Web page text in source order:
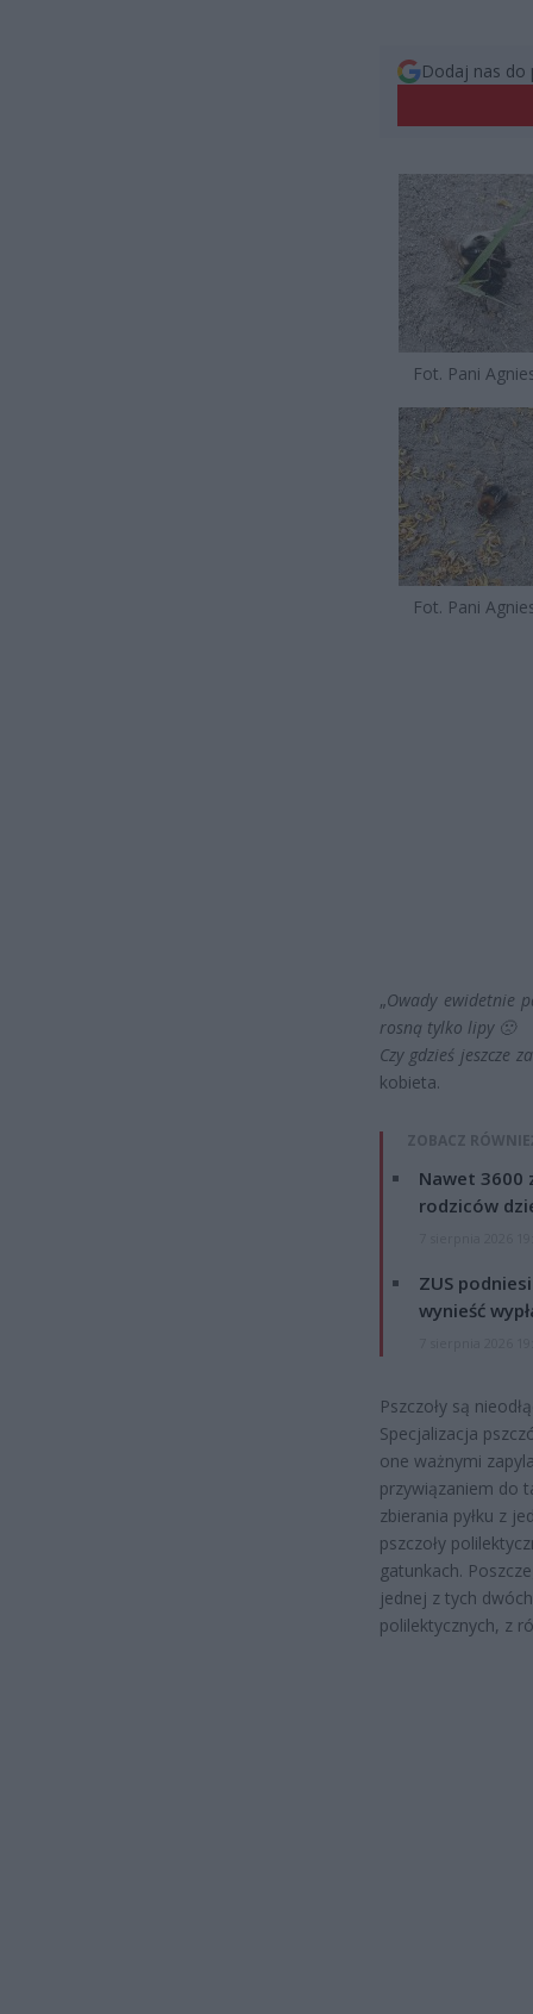
Dodaj nas do
Fot. Pani
Fot. Pani
„Owady ewidetnie
rosną tylko lipy 🙁
Czy gdzieś jeszcze
kobieta.
ZOBACZ
Nawet 3600
rodziców
ZUS
wynieść
Pszczoły są
Specjalizacja
one ważnymi
przywiązaniem do
zbierania pyłku z
pszczoły
gatunkach.
jednej z tych
polilektycznych, z